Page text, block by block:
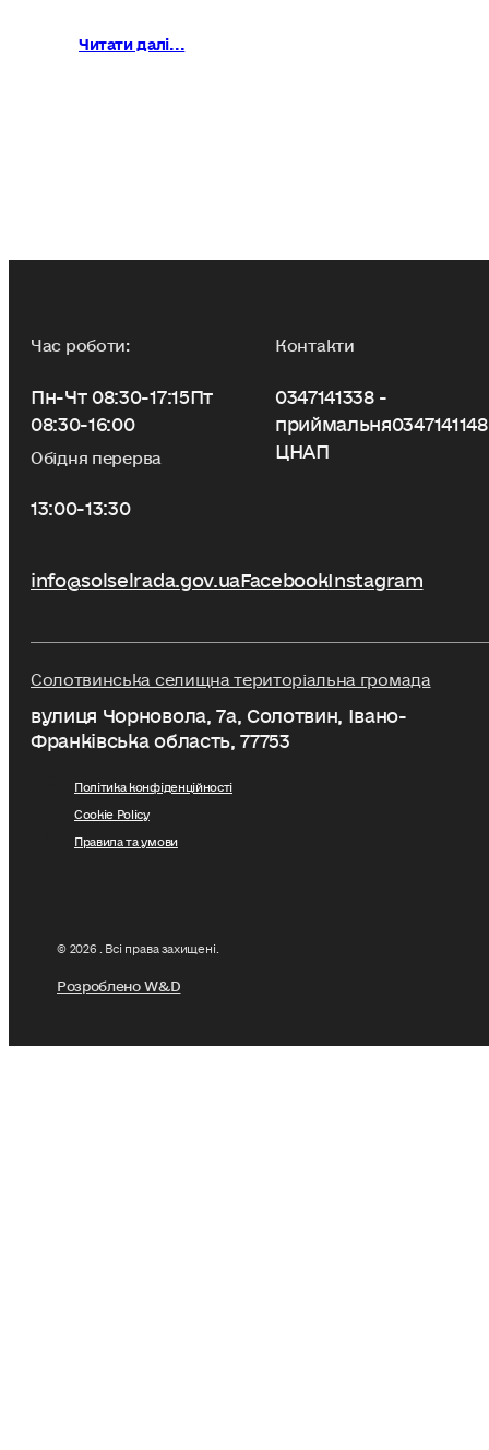
Читати далі...
Час роботи:
Пн-Чт 08:30-17:15Пт
08:30-16:00
Обідня перерва
13:00-13:30
Контакти
0347141338 -
приймальня
ЦНАП
info@solselrada.gov.uaFacebookInstagram
Солотвинська селищна територіальна громада
вулиця Чорновола, 7a, Солотвин, Івано-
Франківська область, 77753
Політика конфіденційності
Cookie Policy
Правила та умови
© 2026 . Всі права захищені.
Розроблено W&D